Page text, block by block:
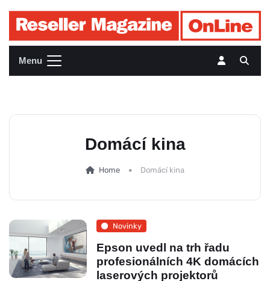
Menu
Domácí kina
Home Domácí kina
Novinky
Epson uvedl na trh řadu
profesionálních 4K domácích
laserových projektorů